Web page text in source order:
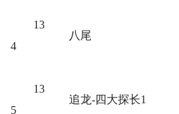
13
4
八尾
13
5
追龙-四大探长1